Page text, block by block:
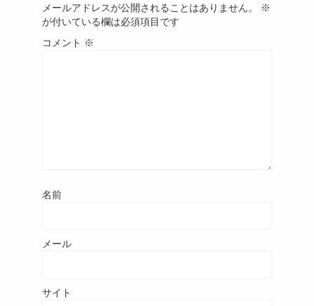
メールアドレスが公開されることはありません。
※
が付いている欄は必須項目です
コメント ※
名前
メール
サイト